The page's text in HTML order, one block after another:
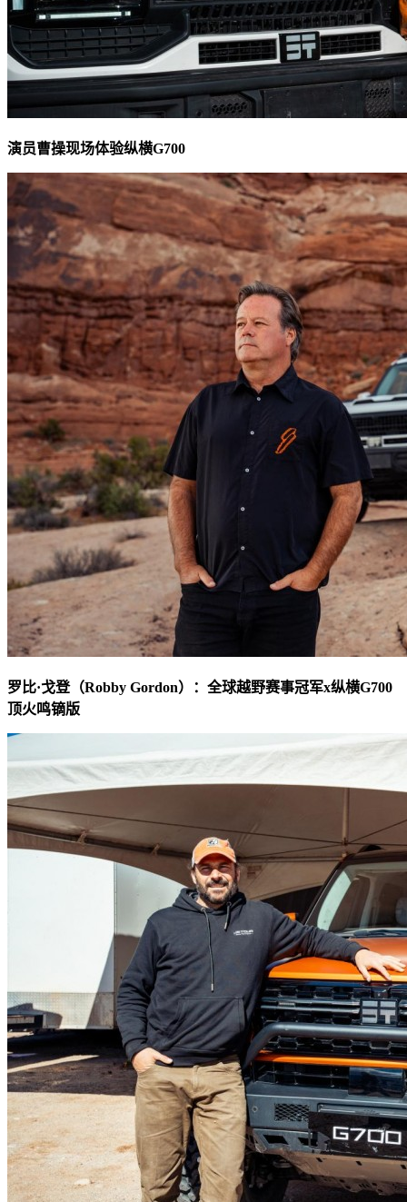
演员曹操现场体验纵横G700
罗比·戈登（Robby Gordon）：全球越野赛事冠军x纵横G700
顶火鸣镝版